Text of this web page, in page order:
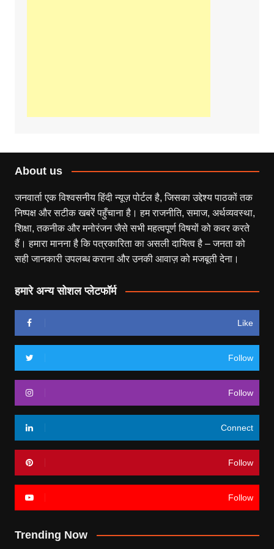
About us
जनवार्ता एक विश्वसनीय हिंदी न्यूज़ पोर्टल है, जिसका उद्देश्य पाठकों तक
निष्पक्ष और सटीक खबरें पहुँचाना है। हम राजनीति, समाज, अर्थव्यवस्था,
शिक्षा, तकनीक और मनोरंजन जैसे सभी महत्वपूर्ण विषयों को कवर करते
हैं। हमारा मानना है कि पत्रकारिता का असली दायित्व है – जनता को
सही जानकारी उपलब्ध कराना और उनकी आवाज़ को मजबूती देना।
हमारे अन्य सोशल प्लेटफॉर्म
Like
Follow
Follow
Connect
Follow
Follow
Trending Now